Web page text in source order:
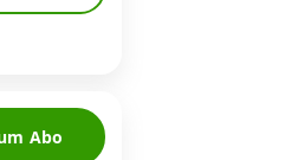
Abo